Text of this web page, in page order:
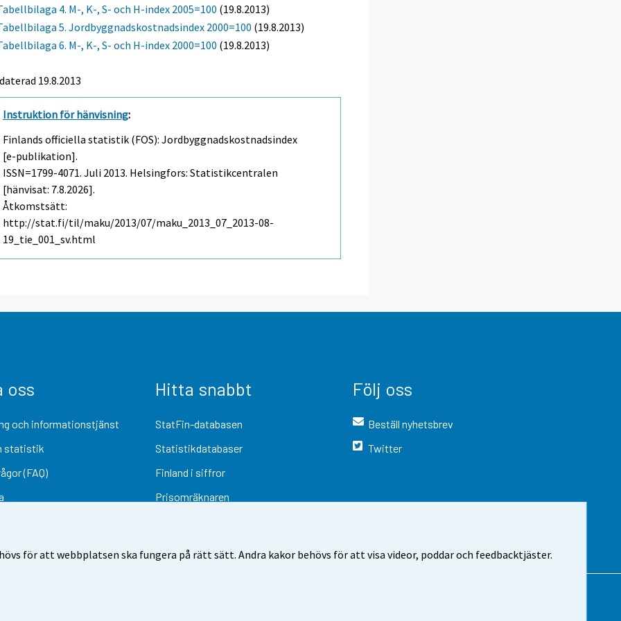
för att webbplatsen ska fungera på rätt sätt. Andra kakor behövs för att visa videor, poddar och feedbacktjäster.
4. M-, K-, S- och H-index 2005=100 (19.8.2013)
5. Jordbyggnadskostnadsindex 2000=100 (19.8.2013)
6. M-, K-, S- och H-index 2000=100 (19.8.2013)
19.8.2013
Instruktion för hänvisning:
Finlands officiella statistik (FOS): Jordbyggnadskostnadsindex
[e-publikation].
ISSN=1799-4071.Juli 2013. Helsingfors: Statistikcentralen
[hänvisat: 7.8.2026].
Åtkomstsätt:
http://stat.fi/til/maku/2013/07/maku_2013_07_2013-08-
19_tie_001_sv.html
oss
och informationstjänst
statistik
(FAQ)
Hitta snabbt
StatFin-databasen
Statistikdatabaser
Finland i siffror
Prisomräknaren
Följ oss
Beställ nyhetsbrev
Twitter